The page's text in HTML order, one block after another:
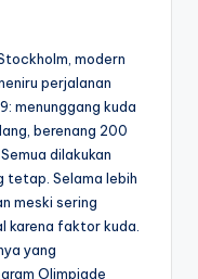
modern
perjalanan
menunggang kuda
berenang 200
dilakukan
tetap. Selama lebih
meski sering
karena faktor kuda.
yang
Olimpiade